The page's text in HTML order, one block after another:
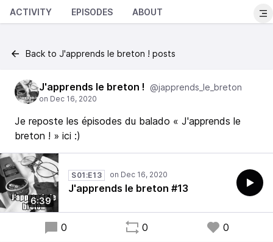
ACTIVITY EPISODES ABOUT
Back to J'apprends le breton ! posts
J'apprends le breton ! @japprends_le_breton
Je reposte les épisodes du balado « J'apprends le
breton ! » ici :)
6:39
S01:E13
J'apprends le breton #13
0 0 0